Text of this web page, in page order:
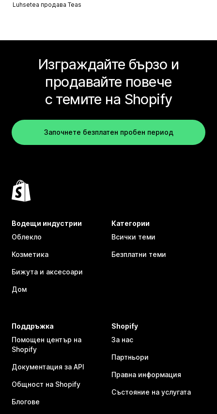
Luhsetea продаваTeas
Изграждайте бързо и
продавайте повече
с темите на Shopify
Започнете безплатен пробен период
Водещи индустрии
Облекло
Козметика
Бижута и аксесоари
Дом
Категории
Всички теми
Безплатни теми
Поддръжка
Помощен център на
Shopify
Документация за API
Общност на Shopify
Блогове
Shopify
За нас
Партньори
Правна информация
Състояние на услугата